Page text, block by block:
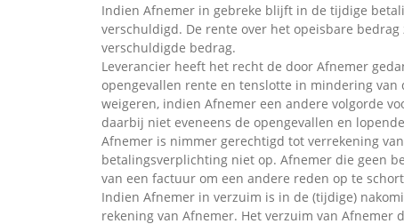
Indien Afnemer in gebreke blijft in de tijdige
verschuldigd. De rente over het opeisbare
verschuldigde bedrag.
Leverancier heeft het recht de door Afnemer
opengevallen rente en tenslotte in mindering
weigeren, indien Afnemer een andere volgorde
daarbij niet eveneens de opengevallen en
Afnemer is nimmer gerechtigd tot verrekening
betalingsverplichting niet op. Afnemer die geen
van een factuur om een andere reden op te
Indien Afnemer in verzuim is in de (tijdige)
rekening van Afnemer. Het verzuim van